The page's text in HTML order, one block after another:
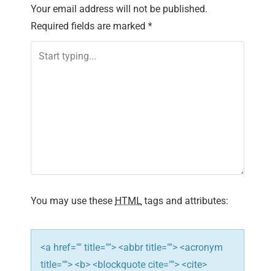
a
v
i
o
n
Your email address will not be published.
Required fields are marked *
You may use these HTML tags and attributes:
<a href="" title=""> <abbr title=""> <acronym
title=""> <b> <blockquote cite=""> <cite>